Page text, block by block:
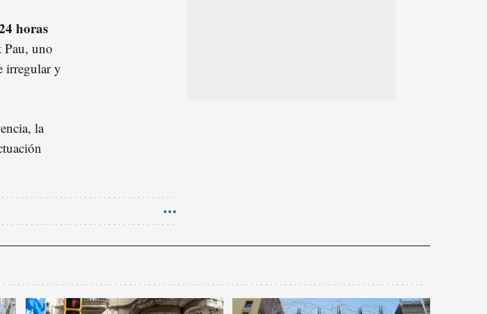
horas
Pau, uno
irregular y
la